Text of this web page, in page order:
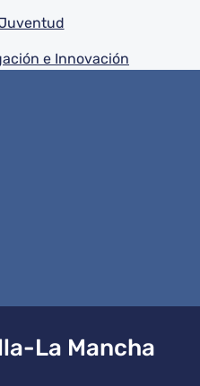
e Innovación
La Mancha